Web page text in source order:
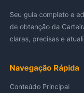
Seu guia completo e
de obtenção da
claras, precisas e
Navegação Rápida
Conteúdo Principal